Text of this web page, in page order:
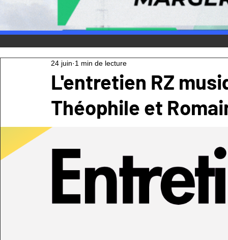
L'entretien RZ
Théophile et
24 juin 1 min de lecture